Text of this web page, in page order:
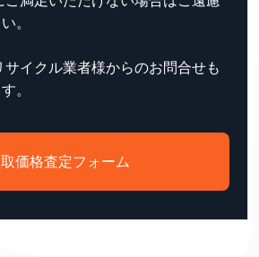
。
イクル業者様からのお問合せも
。
価格査定フォーム